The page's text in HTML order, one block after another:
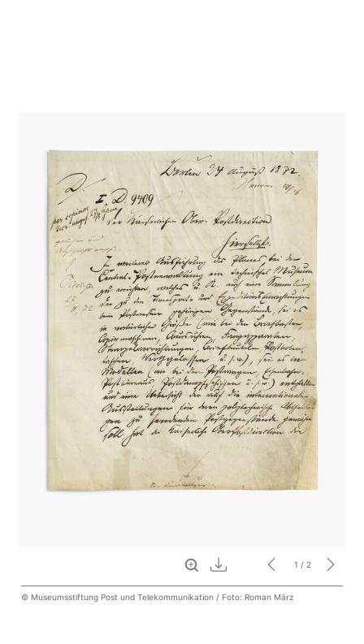
Vollbild Download 1 / 2
© Museumsstiftung Post und Telekommunikation / Foto: Roman März